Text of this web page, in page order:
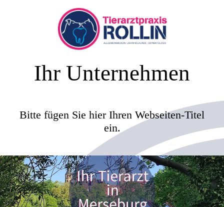
Ihr Unternehmen
Bitte fügen Sie hier Ihren Webseiten-Titel
ein.